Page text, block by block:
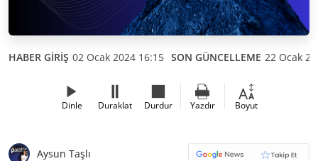
HABER GİRİŞ 02 Ocak 2024 16:15 SON GÜNCELLEME 22 Ocak
Dinle Duraklat Durdur Yazdır Boyut
Aysun Taşlı